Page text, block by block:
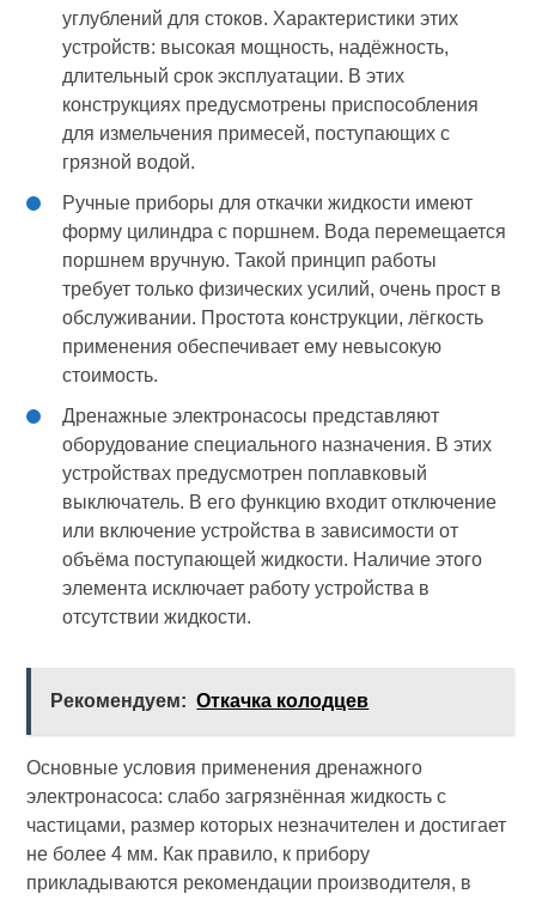
углублений для стоков. Характеристики этих
устройств: высокая мощность, надёжность,
длительный срок эксплуатации. В этих
конструкциях предусмотрены приспособления
для измельчения примесей, поступающих с
грязной водой.
Ручные приборы для откачки жидкости имеют
форму цилиндра с поршнем. Вода перемещается
поршнем вручную. Такой принцип работы
требует только физических усилий, очень прост в
обслуживании. Простота конструкции, лёгкость
применения обеспечивает ему невысокую
стоимость.
Дренажные электронасосы представляют
оборудование специального назначения. В этих
устройствах предусмотрен поплавковый
выключатель. В его функцию входит отключение
или включение устройства в зависимости от
объёма поступающей жидкости. Наличие этого
элемента исключает работу устройства в
отсутствии жидкости.
Рекомендуем: Откачка колодцев
Основные условия применения дренажного
электронасоса: слабо загрязнённая жидкость с
частицами, размер которых незначителен и достигает
не более 4 мм. Как правило, к прибору
прикладываются рекомендации производителя, в